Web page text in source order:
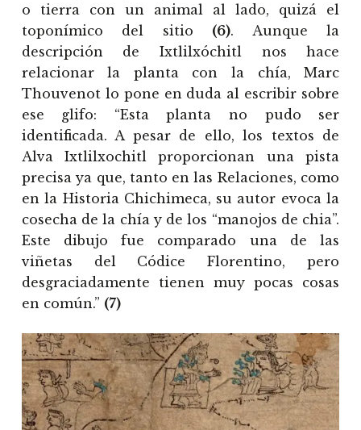
o tierra con un animal al lado, quizá el
toponímico del sitio (6). Aunque la
descripción de Ixtlilxóchitl nos hace
relacionar la planta con la chía, Marc
Thouvenot lo pone en duda al escribir sobre
ese glifo: “Esta planta no pudo ser
identificada. A pesar de ello, los textos de
Alva Ixtlilxochitl proporcionan una pista
precisa ya que, tanto en las Relaciones, como
en la Historia Chichimeca, su autor evoca la
cosecha de la chía y de los “manojos de chia”.
Este dibujo fue comparado una de las
viñetas del Códice Florentino, pero
desgraciadamente tienen muy pocas cosas
en común.” (7)